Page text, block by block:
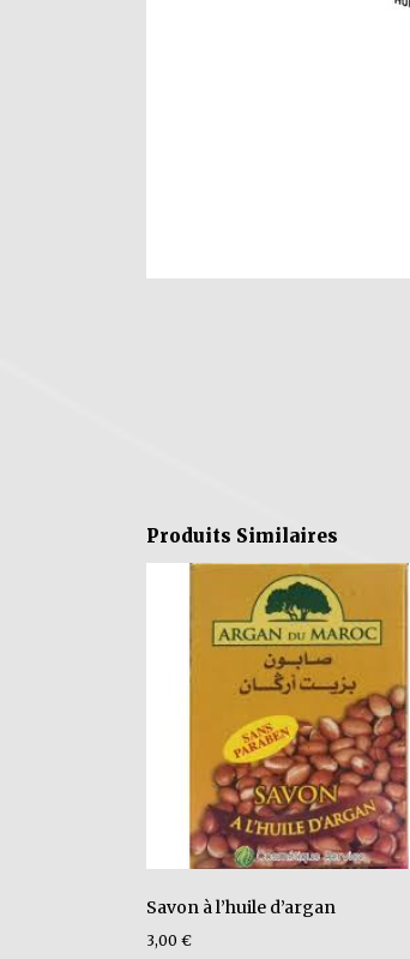
Produits Similaires
Savon à l’huile d’argan
3,00 €